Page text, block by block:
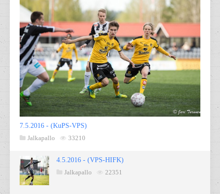
7.5.2016 - (KuPS-VPS)
Jalkapallo
33210
4.5.2016 - (VPS-HIFK)
Jalkapallo
22351